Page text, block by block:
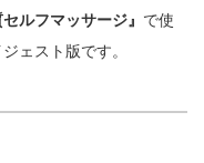
ルフマッサージ』 で使
ェスト版です。